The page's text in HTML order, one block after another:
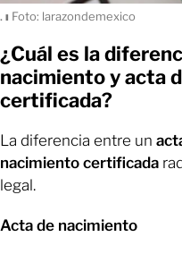
. ı Foto: larazondemexico
¿Cuál es la
nacimiento y acta
certificada?
La diferencia entre un
nacimiento certificada
legal.
Acta de nacimiento